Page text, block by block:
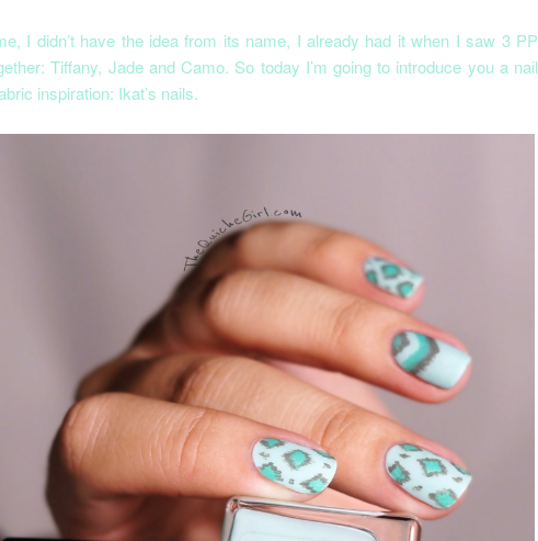
I didn’t have the idea from its name, I already had it when I saw 3 PP
Tiffany, Jade and Camo. So today I’m going to introduce you a nail
inspiration: Ikat’s nails.